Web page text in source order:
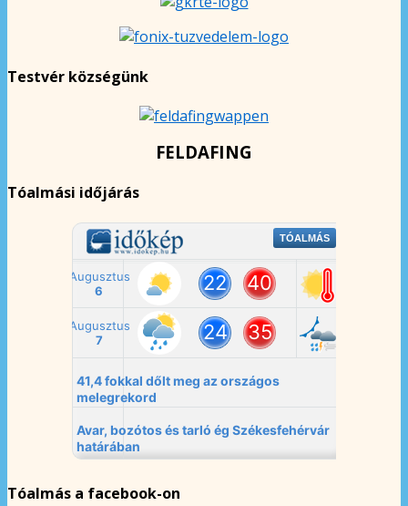
Testvér községünk
FELDAFING
Tóalmási időjárás
Tóalmás a facebook-on